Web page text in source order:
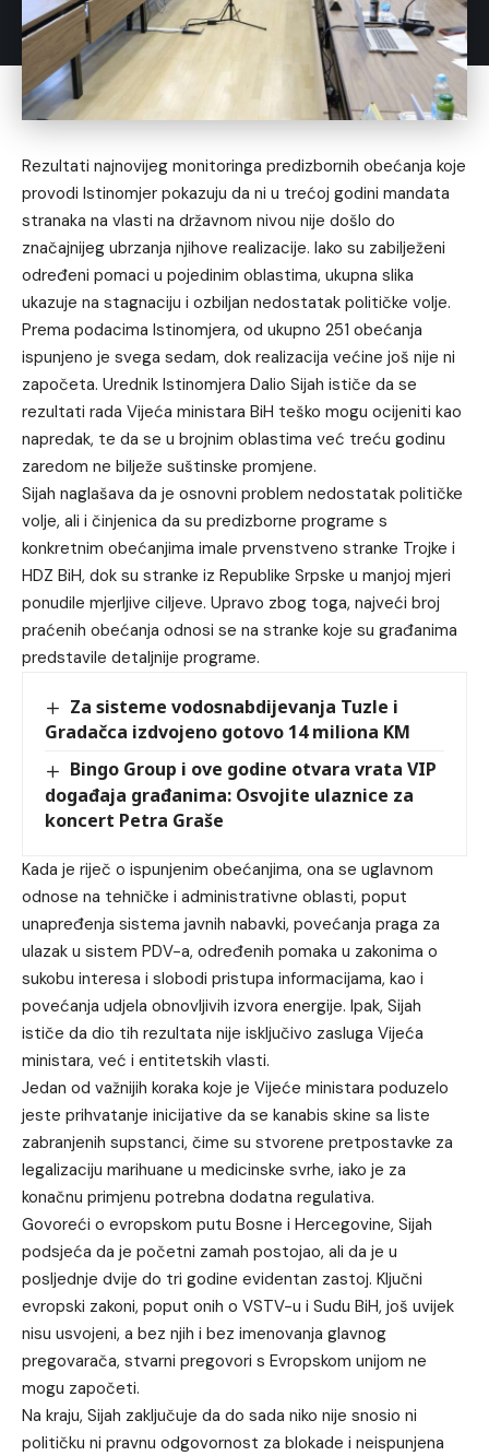
Rezultati najnovijeg monitoringa predizbornih obećanja koje
provodi Istinomjer pokazuju da ni u trećoj godini mandata
stranaka na vlasti na državnom nivou nije došlo do
značajnijeg ubrzanja njihove realizacije. Iako su zabilježeni
određeni pomaci u pojedinim oblastima, ukupna slika
ukazuje na stagnaciju i ozbiljan nedostatak političke volje.
Prema podacima Istinomjera, od ukupno 251 obećanja
ispunjeno je svega sedam, dok realizacija većine još nije ni
započeta. Urednik Istinomjera Dalio Sijah ističe da se
rezultati rada Vijeća ministara BiH teško mogu ocijeniti kao
napredak, te da se u brojnim oblastima već treću godinu
zaredom ne bilježe suštinske promjene.
Sijah naglašava da je osnovni problem nedostatak političke
volje, ali i činjenica da su predizborne programe s
konkretnim obećanjima imale prvenstveno stranke Trojke i
HDZ BiH, dok su stranke iz Republike Srpske u manjoj mjeri
ponudile mjerljive ciljeve. Upravo zbog toga, najveći broj
praćenih obećanja odnosi se na stranke koje su građanima
predstavile detaljnije programe.
Za sisteme vodosnabdijevanja Tuzle i
Gradačca izdvojeno gotovo 14 miliona KM
Bingo Group i ove godine otvara vrata VIP
događaja građanima: Osvojite ulaznice za
koncert Petra Graše
Kada je riječ o ispunjenim obećanjima, ona se uglavnom
odnose na tehničke i administrativne oblasti, poput
unapređenja sistema javnih nabavki, povećanja praga za
ulazak u sistem PDV-a, određenih pomaka u zakonima o
sukobu interesa i slobodi pristupa informacijama, kao i
povećanja udjela obnovljivih izvora energije. Ipak, Sijah
ističe da dio tih rezultata nije isključivo zasluga Vijeća
ministara, već i entitetskih vlasti.
Jedan od važnijih koraka koje je Vijeće ministara poduzelo
jeste prihvatanje inicijative da se kanabis skine sa liste
zabranjenih supstanci, čime su stvorene pretpostavke za
legalizaciju marihuane u medicinske svrhe, iako je za
konačnu primjenu potrebna dodatna regulativa.
Govoreći o evropskom putu Bosne i Hercegovine, Sijah
podsjeća da je početni zamah postojao, ali da je u
posljednje dvije do tri godine evidentan zastoj. Ključni
evropski zakoni, poput onih o VSTV-u i Sudu BiH, još uvijek
nisu usvojeni, a bez njih i bez imenovanja glavnog
pregovarača, stvarni pregovori s Evropskom unijom ne
mogu započeti.
Na kraju, Sijah zaključuje da do sada niko nije snosio ni
političku ni pravnu odgovornost za blokade i neispunjena